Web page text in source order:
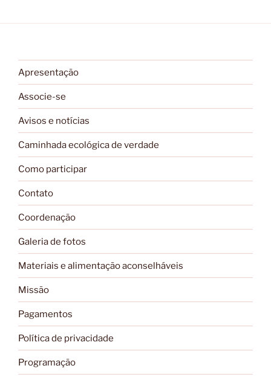
Apresentação
Associe-se
Avisos e notícias
Caminhada ecológica de verdade
Como participar
Contato
Coordenação
Galeria de fotos
Materiais e alimentação aconselháveis
Missão
Pagamentos
Política de privacidade
Programação